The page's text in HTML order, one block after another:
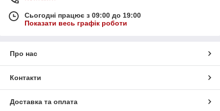
Сьогодні працює з 09:00 до 19:00
Показати весь графік роботи
Про нас
Контакти
Доставка та оплата